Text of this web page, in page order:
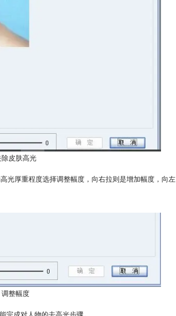
除皮肤高光
光厚重程度选择调整幅度，向右拉则是增加幅度，向左
调整幅度